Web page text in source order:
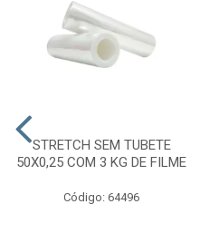
STRETCH SEM TUBETE
50X0,25 COM 3 KG DE FILME
Código: 64496